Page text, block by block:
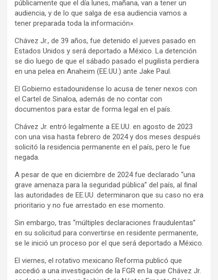
públicamente que el día lunes, mañana, van a tener un
audiencia, y de lo que salga de esa audiencia vamos a
tener preparada toda la información».
Chávez Jr., de 39 años, fue detenido el jueves pasado en
Estados Unidos y será deportado a México. La detención
se dio luego de que el sábado pasado el pugilista perdiera
en una pelea en Anaheim (EE.UU.) ante Jake Paul.
El Gobierno estadounidense lo acusa de tener nexos con
el Cartel de Sinaloa, además de no contar con
documentos para estar de forma legal en el país.
Chávez Jr. entró legalmente a EE.UU. en agosto de 2023
con una visa hasta febrero de 2024 y dos meses después
solicitó la residencia permanente en el país, pero le fue
negada.
A pesar de que en diciembre de 2024 fue declarado “una
grave amenaza para la seguridad pública” del país, al final
las autoridades de EE.UU. determinaron que su caso no era
prioritario y no fue arrestado en ese momento.
Sin embargo, tras “múltiples declaraciones fraudulentas”
en su solicitud para convertirse en residente permanente,
se le inició un proceso por el que será deportado a México.
El viernes, el rotativo mexicano Reforma publicó que
accedió a una investigación de la FGR en la que Chávez Jr.